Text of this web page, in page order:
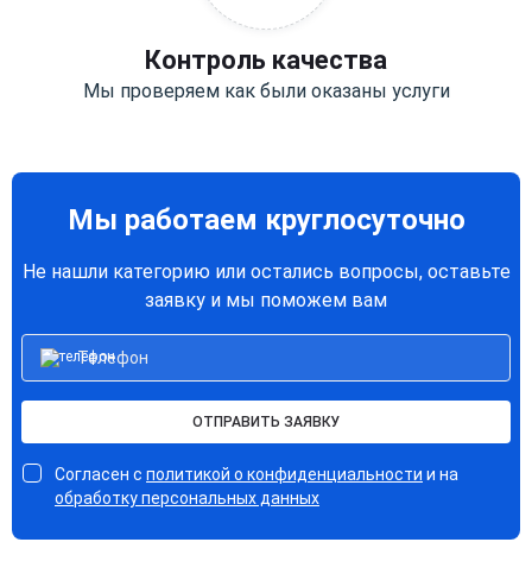
Контроль качества
Мы проверяем как были оказаны услуги
Мы работаем круглосуточно
Не нашли категорию или остались вопросы, оставьте
заявку и мы поможем вам
ОТПРАВИТЬ ЗАЯВКУ
Согласен с политикой о конфиденциальности и на
обработку персональных данных